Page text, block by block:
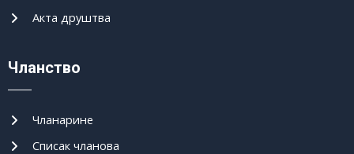
Акта друштва
Чланство
Чланарине
Списак чланова